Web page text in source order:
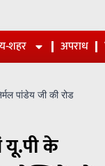
शहर अपराध
पांडेय जी की रोड
यू.पी के